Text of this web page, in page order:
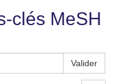
clés MeSH
Valider